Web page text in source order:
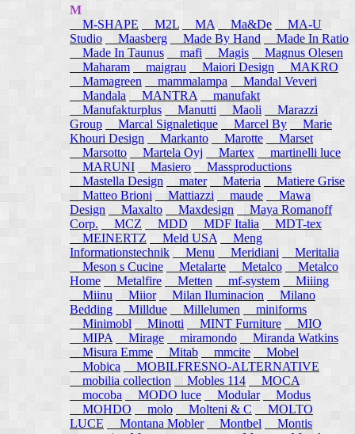
M
M-SHAPE
M2L MA Ma&De
MA-U
Studio
Maasberg Made By Hand
Made In Ratio
Made In Taunus
mafi Magis
Magnus Olesen
Maharam
maigrau Maiori Design
MAKRO
Mamagreen
mammalampa
Mandal Veveri
Mandala
MANTRA
manufakt
Manufakturplus
Manutti Maoli
Marazzi
Group
Marcal Signaletique Marcel By
Marie
Khouri Design
Markanto Marotte
Marset
Marsotto
Martela Oyj Martex
martinelli luce
MARUNI
Masiero
Massproductions
Mastella Design
mater Materia
Matiere Grise
Matteo Brioni
Mattiazzi maude
Mawa
Design
Maxalto Maxdesign
Maya Romanoff
Corp.
MCZ MDD MDF Italia
MDT-tex
MEINERTZ
Meld USA
Meng
Informationstechnik
Menu Meridiani
Meritalia
Meson s Cucine
Metalarte Metalco
Metalco
Home Metalfire Metten mf-system
Miiing
Miinu
Miior Milan Iluminacion
Milano
Bedding
Milldue Millelumen
miniforms
Minimobl Minotti MINT Furniture
MIO
MIPA
Mirage miramondo
Miranda Watkins
Misura Emme
Mitab mmcite
Mobel
Mobica
MOBILFRESNO-ALTERNATIVE
mobilia collection
Mobles 114
MOCA
mocoba
MODO luce Modular
Modus
MOHDO
molo Molteni & C
MOLTO
LUCE
Montana Mobler Montbel
Montis